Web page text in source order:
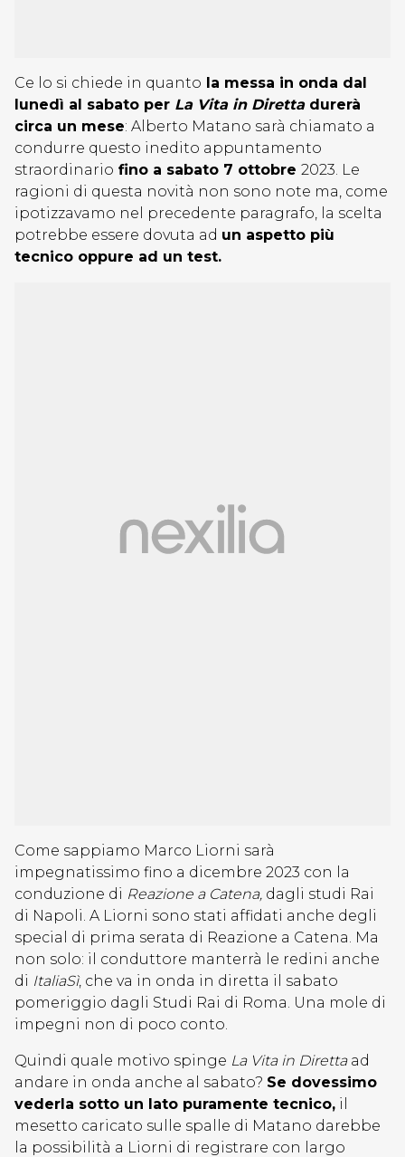
Ce lo si chiede in quanto la messa in onda dal
lunedì al sabato per La Vita in Diretta durerà
circa un mese: Alberto Matano sarà chiamato a
condurre questo inedito appuntamento
straordinario fino a sabato 7 ottobre 2023. Le
ragioni di questa novità non sono note ma, come
ipotizzavamo nel precedente paragrafo, la scelta
potrebbe essere dovuta ad un aspetto più
tecnico oppure ad un test.
Come sappiamo Marco Liorni sarà
impegnatissimo fino a dicembre 2023 con la
conduzione di Reazione a Catena, dagli studi Rai
di Napoli. A Liorni sono stati affidati anche degli
special di prima serata di Reazione a Catena. Ma
non solo: il conduttore manterrà le redini anche
di ItaliaSì, che va in onda in diretta il sabato
pomeriggio dagli Studi Rai di Roma. Una mole di
impegni non di poco conto.
Quindi quale motivo spinge La Vita in Direttaad
andare in onda anche al sabato? Se dovessimo
vederla sotto un lato puramente tecnico, il
mesetto caricato sulle spalle di Matano darebbe
la possibilità a Liorni di registrare con largo